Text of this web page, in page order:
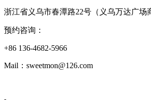
浙江省义乌市春潭路22号（义乌万达广场
预约咨询：
+86 136-4682-5966
Mail：sweetmon@126.com